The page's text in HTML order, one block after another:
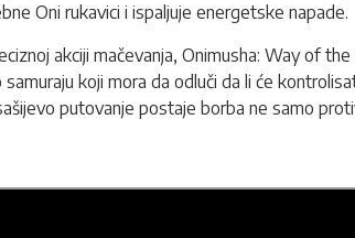
Oni rukavici i ispaljuje energetske napade.
akciji mačevanja, Onimusha: Way of
koji mora da odluči da li će
putovanje postaje borba ne samo